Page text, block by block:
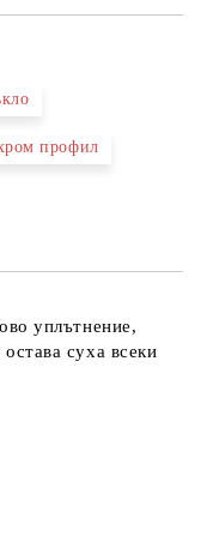
профил
уплътнение,
суха всеки